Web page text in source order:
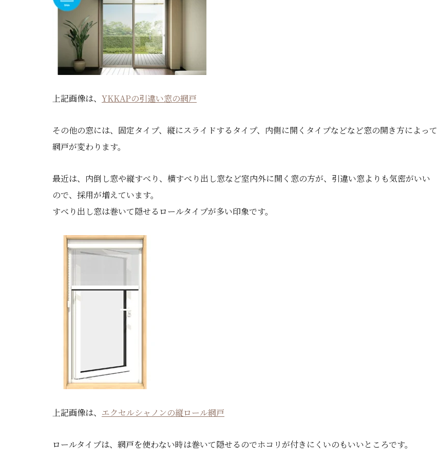
上記画像は、 YKKAPの引違い窓の網戸
その他の窓には、固定タイプ、縦にスライドするタイプ、内側に開くタイプなどなど窓の開き方によって
網戸が変わります。
最近は、内倒し窓や縦すべり、横すべり出し窓など室内外に開く窓の方が、引違い窓よりも気密がいい
ので、採用が増えています。
すべり出し窓は巻いて隠せるロールタイプが多い印象です。
上記画像は、 エクセルシャノンの縦ロール網戸
ロールタイプは、網戸を使わない時は巻いて隠せるのでホコリが付きにくいのもいいところです。